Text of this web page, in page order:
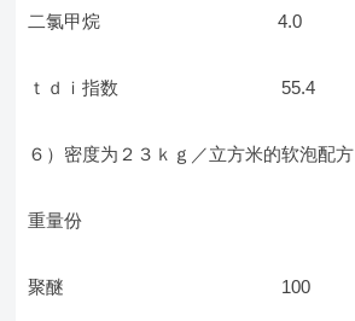
二氯甲烷 4.0
ｔｄｉ指数 55.4
６）密度为２３ｋｇ／立方米的软泡配方
重量份
聚醚 100